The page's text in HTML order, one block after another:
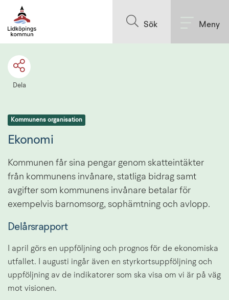
Sök Meny
Dela
Kommunens organisation
Ekonomi
Kommunen får sina pengar genom skatteintäkter
från kommunens invånare, statliga bidrag samt
avgifter som kommunens invånare betalar för
exempelvis barnomsorg, sophämtning och avlopp.
Delårsrapport
I april görs en uppföljning och prognos för de ekonomiska
utfallet. I augusti ingår även en styrkortsuppföljning och
uppföljning av de indikatorer som ska visa om vi är på väg
mot visionen.